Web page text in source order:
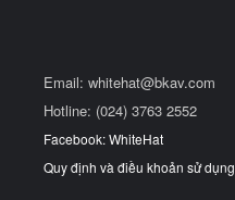
Email: whitehat@bkav.com
Hotline: (024) 3763 2552
Facebook: WhiteHat
Quy định và điều khoản sử dụng